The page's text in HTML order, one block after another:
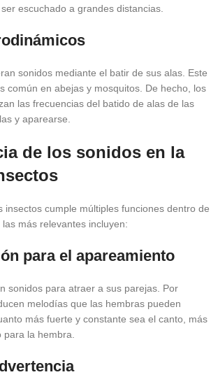
escuchado a grandes distancias.
sonidos mediante el batir de sus alas. Este
común en abejas y mosquitos. De hecho, los
las frecuencias del batido de alas de las
y aparearse.
de los sonidos en la
insectos cumple múltiples funciones dentro de
más relevantes incluyen:
para el apareamiento
sonidos para atraer a sus parejas. Por
melodías que las hembras pueden
más fuerte y constante sea el canto, más
para la hembra.